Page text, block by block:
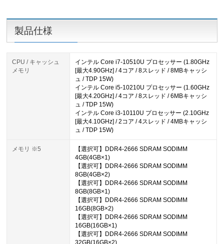
製品仕様
CPU / キャッシュ
メモリ
インテル Core i7-10510U プロセッサー (1.80GHz
[最大4.90GHz] / 4コア / 8スレッド / 8MBキャッシ
ュ / TDP 15W)
インテル Core i5-10210U プロセッサー (1.60GHz
[最大4.20GHz] / 4コア / 8スレッド / 6MBキャッシ
ュ / TDP 15W)
インテル Core i3-10110U プロセッサー (2.10GHz
[最大4.10GHz] / 2コア / 4スレッド / 4MBキャッシ
ュ / TDP 15W)
メモリ ※5
【選択可】DDR4-2666 SDRAM SODIMM
4GB(4GB×1)
【選択可】DDR4-2666 SDRAM SODIMM
8GB(4GB×2)
【選択可】DDR4-2666 SDRAM SODIMM
8GB(8GB×1)
【選択可】DDR4-2666 SDRAM SODIMM
16GB(8GB×2)
【選択可】DDR4-2666 SDRAM SODIMM
16GB(16GB×1)
【選択可】DDR4-2666 SDRAM SODIMM
32GB(16GB×2)